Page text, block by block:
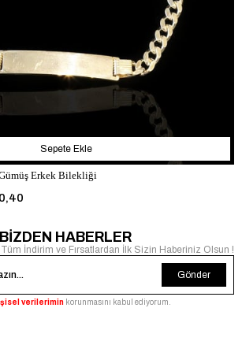
Erkek Bilekliği
Sepete Ekle
BİZDEN HABERLER
İndirim ve Fırsatlardan İlk Sizin Haberiniz Olsun !
Gönder
verilerimin korunmasını kabul ediyorum.